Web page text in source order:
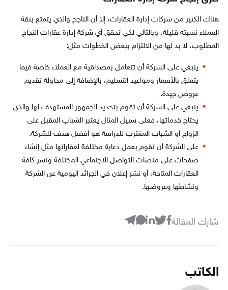
هناك الكثير من شركات إدارة العقارات، إلا أن الناجح والذي يتمتع بثقة
العملاء نسبته قليلة، وبالتالي لكي تحقق أي شركة إدارة عقارات النجاح
المطلوب، لا بد لها من الالتزام ببعض الخطوات مثل:
ينبغي على الشركة أن تتعامل بمصداقية مع العملاء خاصة فيما
يتعلق بالأسعار ومواعيد التسليم، بالإضافة إلى محاولة تقديم
عروض جيدة.
ينبغي على الشركة أن تقوم بتحديد الجمهور المستهدف لها والذي
يحتاج خدماتها، فعلى سبيل المثال يعتبر الشباب المقبل على
الزواج أو الشباب المغترب للدراسة هو أفضل هدف للشركة.
على الشركة أن تقوم بعمل دعاية مختلفة لعقاراتها مثل إنشاء
صفحات على منصات التواصل الاجتماعي المختلفة ونشر كافة
العقارات المتاحة، أو نشر إعلان في الجرائد اليومية عن الشركة
ونشاطها وعروضها.
شارك المقالة
الكاتب